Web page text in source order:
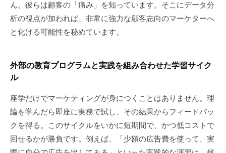
ん。彼らは顧客の「痛み」を知っています。そこにデータ分
析の視点が加われば、非常に強力な顧客志向のマーケターへ
と化ける可能性を秘めています。
外部の教育プログラムと実践を組み合わせた学習サイク
ル
座学だけでマーケティングが身につくことはありません。理
論を学んだら即座に実務で試し、その結果からフィードバッ
クを得る。このサイクルをいかに短期間で、かつ低コストで
回せるかが勝負です。例えば、「少額の広告費を使って、実